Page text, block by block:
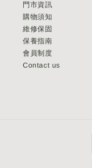
門市資訊
購物須知
維修保固
保養指南
會員制度
Contact us